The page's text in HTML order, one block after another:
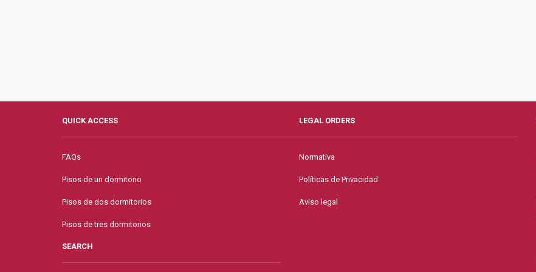
QUICK ACCESS
FAQs
Pisos de un dormitorio
Pisos de dos dormitorios
Pisos de tres dormitorios
SEARCH
LEGAL ORDERS
Normativa
Políticas de Privacidad
Aviso legal